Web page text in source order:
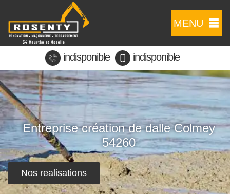
MENU
indisponible indisponible
Entreprise création de dalle Colmey
54260
Nos realisations